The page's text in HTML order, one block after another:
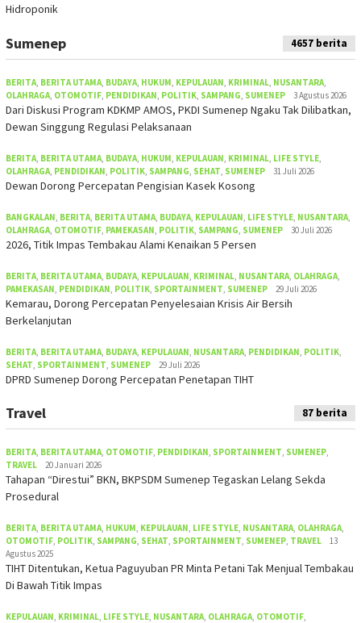
Hidroponik
Sumenep 4657 berita
BERITA BERITA UTAMA BUDAYA HUKUM KEPULAUAN KRIMINAL NUSANTARA
OLAHRAGA OTOMOTIF PENDIDIKAN POLITIK SAMPANG SUMENEP 3 Agustus 2026
Dari Diskusi Program KDKMP AMOS, PKDI Sumenep Ngaku Tak Dilibatkan,
Dewan Singgung Regulasi Pelaksanaan
BERITA BERITA UTAMA BUDAYA HUKUM KEPULAUAN KRIMINAL LIFE STYLE
OLAHRAGA PENDIDIKAN POLITIK SAMPANG SEHAT SUMENEP 31 Juli 2026
Dewan Dorong Percepatan Pengisian Kasek Kosong
BANGKALAN BERITA BERITA UTAMA BUDAYA KEPULAUAN LIFE STYLE NUSANTARA
OLAHRAGA OTOMOTIF PAMEKASAN POLITIK SAMPANG SUMENEP 30 Juli 2026
2026, Titik Impas Tembakau Alami Kenaikan 5 Persen
BERITA BERITA UTAMA BUDAYA KEPULAUAN KRIMINAL NUSANTARA OLAHRAGA
PAMEKASAN PENDIDIKAN POLITIK SPORTAINMENT SUMENEP 29 Juli 2026
Kemarau, Dorong Percepatan Penyelesaian Krisis Air Bersih
Berkelanjutan
BERITA BERITA UTAMA BUDAYA KEPULAUAN NUSANTARA PENDIDIKAN POLITIK
SEHAT SPORTAINMENT SUMENEP 29 Juli 2026
DPRD Sumenep Dorong Percepatan Penetapan TIHT
Travel 87 berita
BERITA, BERITA UTAMA, OTOMOTIF, PENDIDIKAN, SPORTAINMENT, SUMENEP,
TRAVEL
20 Januari 2026
Tahapan “Direstui” BKN, BKPSDM Sumenep Tegaskan Lelang Sekda
Prosedural
BERITA, BERITA UTAMA, HUKUM, KEPULAUAN, LIFE STYLE, NUSANTARA, OLAHRAGA,
OTOMOTIF, POLITIK, SAMPANG, SEHAT, SPORTAINMENT, SUMENEP, TRAVEL
13
Agustus 2025
TIHT Ditentukan, Ketua Paguyuban PR Minta Petani Tak Menjual Tembakau
Di Bawah Titik Impas
KEPULAUAN, KRIMINAL, LIFE STYLE, NUSANTARA, OLAHRAGA, OTOMOTIF,